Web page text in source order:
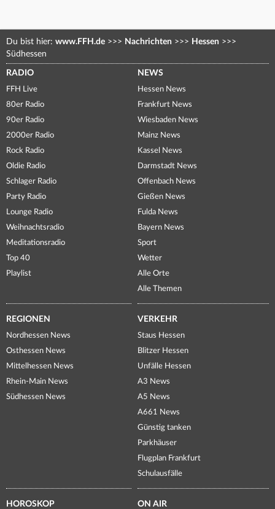
Du bist hier: www.FFH.de >>> Nachrichten >>> Hessen >>>
Südhessen
RADIO
FFH Live
80er Radio
90er Radio
2000er Radio
Rock Radio
Oldie Radio
Schlager Radio
Party Radio
Lounge Radio
Weihnachtsradio
Meditationsradio
Top 40
Playlist
NEWS
Hessen News
Frankfurt News
Wiesbaden News
Mainz News
Kassel News
Darmstadt News
Offenbach News
Gießen News
Fulda News
Bayern News
Sport
Wetter
Alle Orte
Alle Themen
REGIONEN
Nordhessen News
Osthessen News
Mittelhessen News
Rhein-Main News
Südhessen News
VERKEHR
Staus Hessen
Blitzer Hessen
Unfälle Hessen
A3 News
A5 News
A661 News
Günstig tanken
Parkhäuser
Flugplan Frankfurt
Schulausfälle
HOROSKOP ON AIR